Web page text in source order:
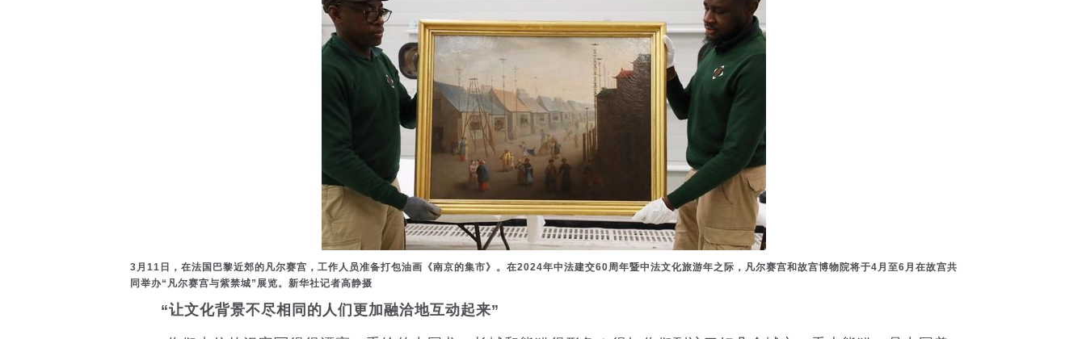
3月11日，在法国巴黎近郊的凡尔赛宫，工作人员准备打包油画《南京的集市》。在2024年中法建交60周年暨中法文化旅游年之际，凡尔赛宫和故宫博物院将于4月至6月在故宫共
同举办“凡尔赛宫与紫禁城”展览。新华社记者高静摄
“让文化背景不尽相同的人们更加融洽地互动起来”